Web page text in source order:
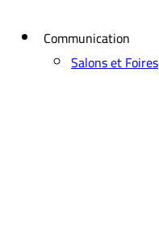
Communication
Salons et Foires